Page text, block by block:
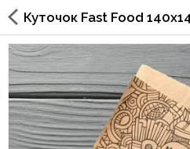
Упаковка для фаст фуда, піцерій,
ресторанів